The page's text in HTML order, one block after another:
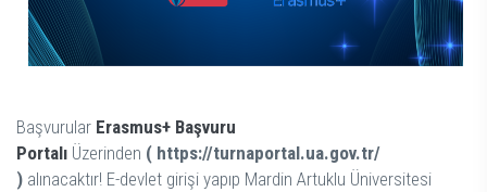
Başvurular Erasmus+ Başvuru
Portalı Üzerinden ( https://turnaportal.ua.gov.tr/
) alınacaktır! E-devlet girişi yapıp Mardin Artuklu Üniversitesi